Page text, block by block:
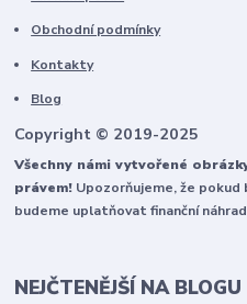
Obchodní podmínky
Kontakty
Blog
Copyright © 2019-2025
Všechny námi vytvořené
právem! Upozorňujeme, že pokud
budeme uplatňovat finanční
NEJČTENĚJŠÍ NA BLOGU